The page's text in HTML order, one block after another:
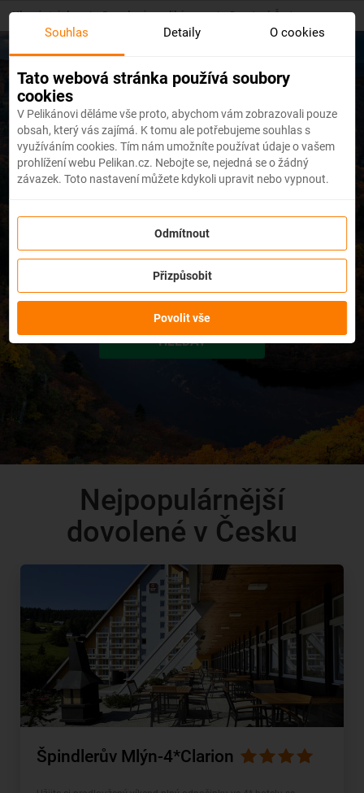
Skip
main
content
Hlavní stránka / Dovolené s pelikánem / Dovolená Česko
Dovolená Česko 2026
HLEDAT
Nejpopulárnější
dovolené v Česku
Špindlerův Mlýn-4*Clarion
Souhlas Detaily O cookies
Tato webová stránka používá soubory
cookies
V Pelikánovi děláme vše proto, abychom vám zobrazovali pouze
obsah, který vás zajímá. K tomu ale potřebujeme souhlas s
využíváním cookies. Tím nám umožníte používat údaje o vašem
prohlížení webu Pelikan.cz. Nebojte se, nejedná se o žádný
závazek. Toto nastavení můžete kdykoli upravit nebo vypnout.
Odmítnout
Přizpůsobit
Povolit vše